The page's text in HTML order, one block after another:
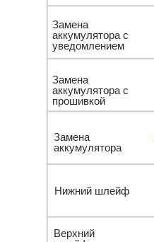
Замена
аккумулятора с
прошивкой
Замена
аккумулятора с
уведомлением
Замена
аккумулятора
Нижний шлейф
Верхний